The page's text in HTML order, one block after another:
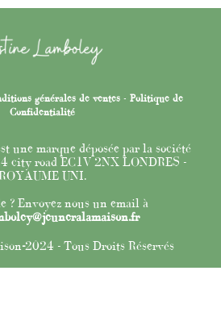
générales de ventes- Politique de
Confidentialité
une marque déposée par la société
city road EC1V 2NX LONDRES -
UNI.
? Envoyez nous un email à
-2024 - Tous Droits Réservés